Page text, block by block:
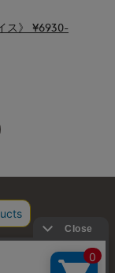
ス》 ¥6930-
シーポリシー